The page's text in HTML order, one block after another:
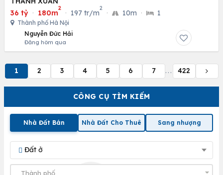
CÔNG CỤ TÌM KIẾM
Nhà Đất Bán Nhà Đất Cho Thuê Sang nhượng
Đất ở
36 tỷ · 180m
2
· 197 tr/m
2
· 10m · 1
Thành phố Hà Nội
Nguyễn Đức Hải
Đăng hôm qua
1 2 3 4 5 6 7 ... 422